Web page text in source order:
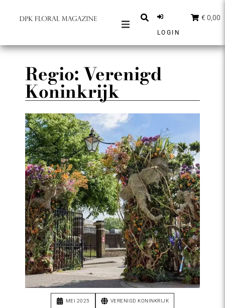
INSPIRATIE
NEDERLANDS
ABONNEER
LOGIN
€ 0,00
Regio: Verenigd
Koninkrijk
MEI 2025 VERENIGD KONINKRIJK